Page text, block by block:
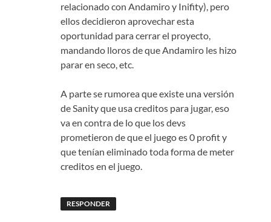
relacionado con Andamiro y Inifity), pero
ellos decidieron aprovechar esta
oportunidad para cerrar el proyecto,
mandando lloros de que Andamiro les hizo
parar en seco, etc.
A parte se rumorea que existe una versión
de Sanity que usa creditos para jugar, eso
va en contra de lo que los devs
prometieron de que el juego es 0 profit y
que tenían eliminado toda forma de meter
creditos en el juego.
RESPONDER